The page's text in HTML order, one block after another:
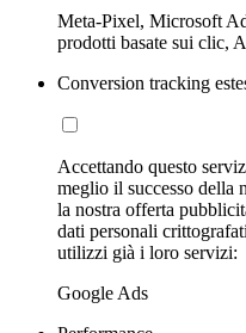
Meta-Pixel, Microsoft
prodotti basate sui clic,
Conversion tracking
Accettando questo
meglio il successo della
la nostra offerta
dati personali
utilizzi già i loro servizi:
Google Ads